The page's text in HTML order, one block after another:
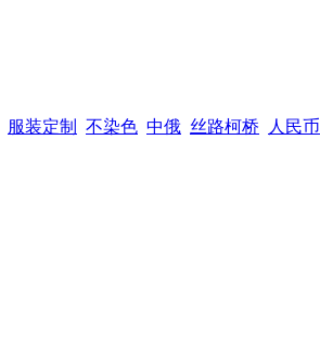
服装定制 不染色 中俄 丝路柯桥 人民币